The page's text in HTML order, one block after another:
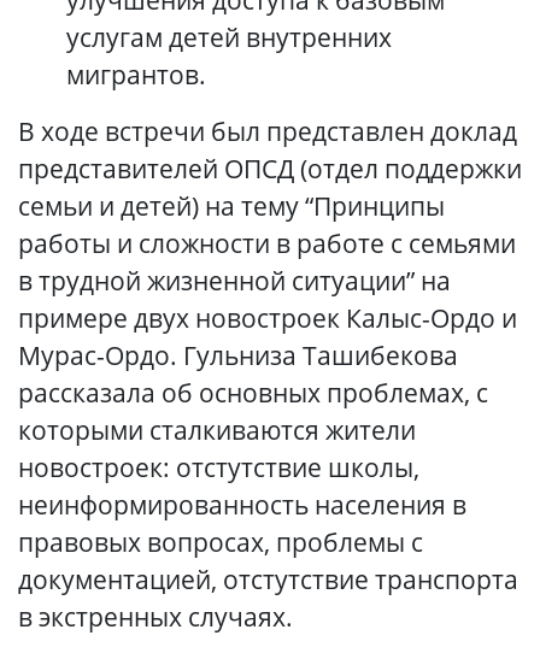
услугам детей внутренних
мигрантов.
В ходе встречи был представлен доклад
представителей ОПСД (отдел поддержки
семьи и детей) на тему “Принципы
работы и сложности в работе с семьями
в трудной жизненной ситуации” на
примере двух новостроек Калыс-Ордо и
Мурас-Ордо. Гульниза Ташибекова
рассказала об основных проблемах, с
которыми сталкиваются жители
новостроек: отстутствие школы,
неинформированность населения в
правовых вопросах, проблемы с
документацией, отстутствие транспорта
в экстренных случаях.